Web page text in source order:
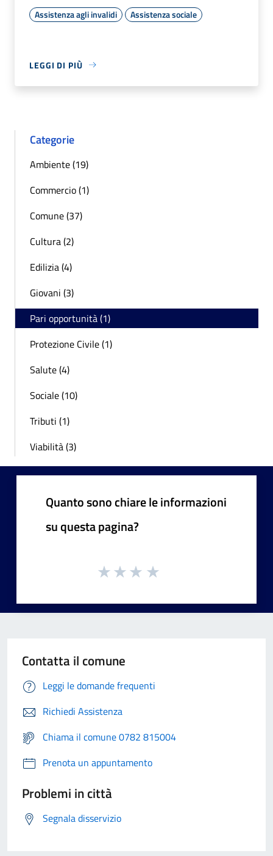
Assistenza agli invalidi Assistenza sociale
LEGGI DI PIÙ
Categorie
Ambiente (19)
Commercio (1)
Comune (37)
Cultura (2)
Edilizia (4)
Giovani (3)
Pari opportunità (1)
Protezione Civile (1)
Salute (4)
Sociale (10)
Tributi (1)
Viabilità (3)
Quanto sono chiare le informazioni
su questa pagina?
Contatta il comune
Leggi le domande frequenti
Richiedi Assistenza
Chiama il comune 0782 815004
Prenota un appuntamento
Problemi in città
Segnala disservizio